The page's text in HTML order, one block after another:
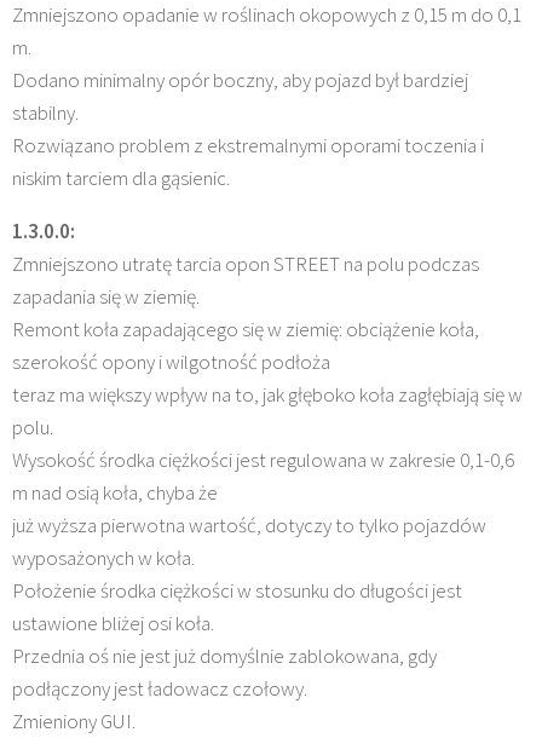
Zmniejszono opadanie w roślinach okopowych z 0,15 m do 0,1
m.
Dodano minimalny opór boczny, aby pojazd był bardziej
stabilny.
Rozwiązano problem z ekstremalnymi oporami toczenia i
niskim tarciem dla gąsienic.
1.3.0.0:
Zmniejszono utratę tarcia opon STREET na polu podczas
zapadania się w ziemię.
Remont koła zapadającego się w ziemię: obciążenie koła,
szerokość opony i wilgotność podłoża
teraz ma większy wpływ na to, jak głęboko koła zagłębiają się w
polu.
Wysokość środka ciężkości jest regulowana w zakresie 0,1-0,6
m nad osią koła, chyba że
już wyższa pierwotna wartość, dotyczy to tylko pojazdów
wyposażonych w koła.
Położenie środka ciężkości w stosunku do długości jest
ustawione bliżej osi koła.
Przednia oś nie jest już domyślnie zablokowana, gdy
podłączony jest ładowacz czołowy.
Zmieniony GUI.